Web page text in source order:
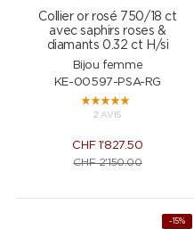
Collier or rosé 750/18 ct
avec saphirs roses &
diamants 0.32 ct H/si
Bijou femme
KE-00597-PSA-RG
2 AVIS
CHF 1'827.50
CHF2'150.00
-15%